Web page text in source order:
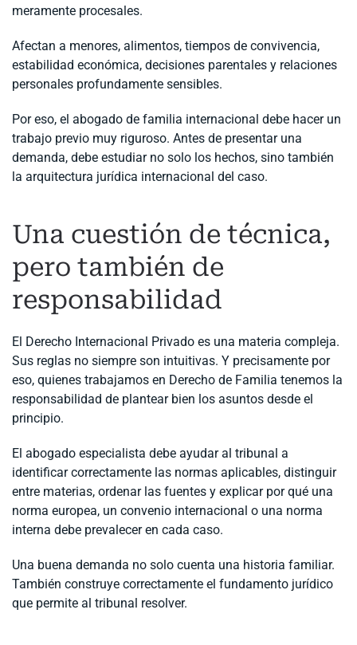
meramente procesales.
Afectan a menores, alimentos, tiempos de convivencia,
estabilidad económica, decisiones parentales y relaciones
personales profundamente sensibles.
Por eso, el abogado de familia internacional debe hacer un
trabajo previo muy riguroso. Antes de presentar una
demanda, debe estudiar no solo los hechos, sino también
la arquitectura jurídica internacional del caso.
Una cuestión de técnica,
pero también de
responsabilidad
El Derecho Internacional Privado es una materia compleja.
Sus reglas no siempre son intuitivas. Y precisamente por
eso, quienes trabajamos en Derecho de Familia tenemos la
responsabilidad de plantear bien los asuntos desde el
principio.
El abogado especialista debe ayudar al tribunal a
identificar correctamente las normas aplicables, distinguir
entre materias, ordenar las fuentes y explicar por qué una
norma europea, un convenio internacional o una norma
interna debe prevalecer en cada caso.
Una buena demanda no solo cuenta una historia familiar.
También construye correctamente el fundamento jurídico
que permite al tribunal resolver.